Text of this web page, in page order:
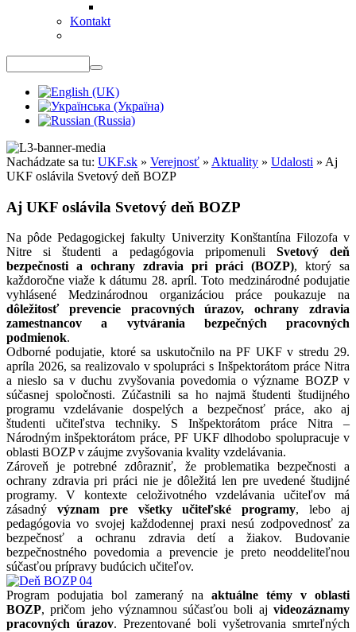
Kontakt
Nachádzate sa tu: UKF.sk » Verejnosť » Aktuality » Udalosti » Aj
UKF oslávila Svetový deň BOZP
Aj UKF oslávila Svetový deň BOZP
Na pôde Pedagogickej fakulty Univerzity Konštantína Filozofa v
Nitre si študenti a pedagógovia pripomenuli Svetový deň
bezpečnosti a ochrany zdravia pri práci (BOZP), ktorý sa
každoročne viaže k dátumu 28. apríl. Toto medzinárodné podujatie
vyhlásené Medzinárodnou organizáciou práce poukazuje na
dôležitosť prevencie pracovných úrazov, ochrany zdravia
zamestnancov a vytvárania bezpečných pracovných
podmienok.
Odborné podujatie, ktoré sa uskutočnilo na PF UKF v stredu 29.
apríla 2026, sa realizovalo v spolupráci s Inšpektorátom práce Nitra
a nieslo sa v duchu zvyšovania povedomia o význame BOZP v
súčasnej spoločnosti. Zúčastnili sa ho najmä študenti študijného
programu vzdelávanie dospelých a bezpečnosť práce, ako aj
študenti učiteľstva techniky. S Inšpektorátom práce Nitra –
Národným inšpektorátom práce, PF UKF dlhodobo spolupracuje v
oblasti BOZP v záujme zvyšovania kvality vzdelávania.
Zároveň je potrebné zdôrazniť, že problematika bezpečnosti a
ochrany zdravia pri práci nie je dôležitá len pre uvedené študijné
programy. V kontexte celoživotného vzdelávania učiteľov má
zásadný význam pre všetky učiteľské programy, lebo aj
pedagógovia vo svojej každodennej praxi nesú zodpovednosť za
bezpečnosť a ochranu zdravia detí a žiakov. Budovanie
bezpečnostného povedomia a prevencie je preto neoddeliteľnou
súčasťou prípravy budúcich učiteľov.
Program podujatia bol zameraný na aktuálne témy v oblasti
BOZP, pričom jeho významnou súčasťou boli aj videozáznamy
pracovných úrazov. Prezentované boli vyšetrovania smrteľných